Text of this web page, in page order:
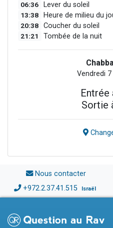
06:36 Lever du soleil
13:38 Heure de milieu du
20:38 Coucher du soleil
21:21 Tombée de la nuit
Vendredi
Entrée
Sortie
Nous contacter
+972.2.37.41.515 Israël